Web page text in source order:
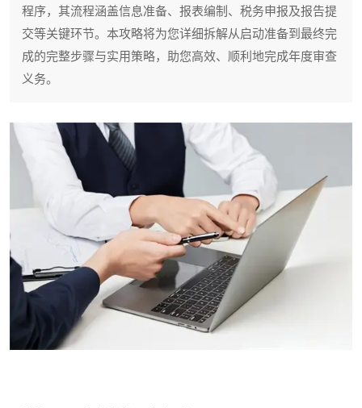
程序，其流程涵盖信息准备、报表编制、税务申报及报告提
交等关键环节。本攻略将为您详细拆解从启动准备到最终完
成的完整步骤与实用策略，助您高效、顺利地完成年度审查
义务。